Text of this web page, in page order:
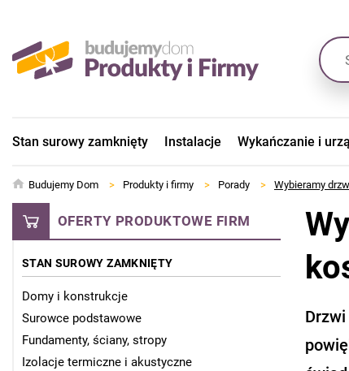
Stan surowy zamknięty Instalacje Wykańczanie i
Budujemy Dom > Produkty i firmy > Porady > Wybieramy
OFERTY PRODUKTOWE FIRM
STAN SUROWY ZAMKNIĘTY
Domy i konstrukcje
Surowce podstawowe
Fundamenty, ściany, stropy
Izolacje termiczne i akustyczne